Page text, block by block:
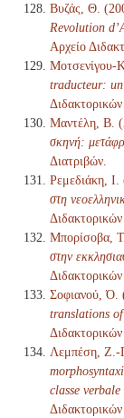
Βυζάς, Θ.
Revolution
Αρχείο
Μοτσενίγου-
traducteur: un
Διδακτορικών
Μαντέλη, Β.
σκηνή:
Διατριβών.
Ρεμεδιάκη, Ι.
στη
Διδακτορικών
Μπορίσοβα,
στην
Διδακτορικών
Σοφιανού, Ό.
translations
Διδακτορικών
Λεμπέση, Ζ.-
classe verbale
Διδακτορικών